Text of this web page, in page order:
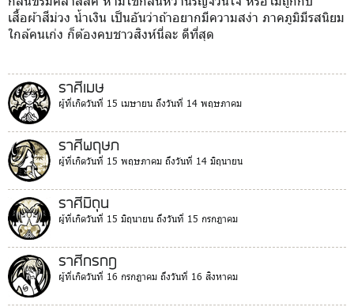
เสื้อผ้าสีม่วง น้ำเงิน เป็นอันว่าถ้าอยากมีความสง่า ภาคภูมิมีรสนิยม
ใกล้คนเก่ง ก็ต้องคบชาวสิงห์นี่ละ ดีที่สุด
ราศีเมษ
ผู้ที่เกิดวันที่ 15 เมษายน ถึงวันที่ 14 พฤษภาคม
ราศีพฤษภ
ผู้ที่เกิดวันที่ 15 พฤษภาคม ถึงวันที่ 14 มิถุนายน
ราศีมิถุน
ผู้ที่เกิดวันที่ 15 มิถุนายน ถึงวันที่ 15 กรกฎาคม
ราศีกรกฎ
ผู้ที่เกิดวันที่ 16 กรกฎาคม ถึงวันที่ 16 สิงหาคม